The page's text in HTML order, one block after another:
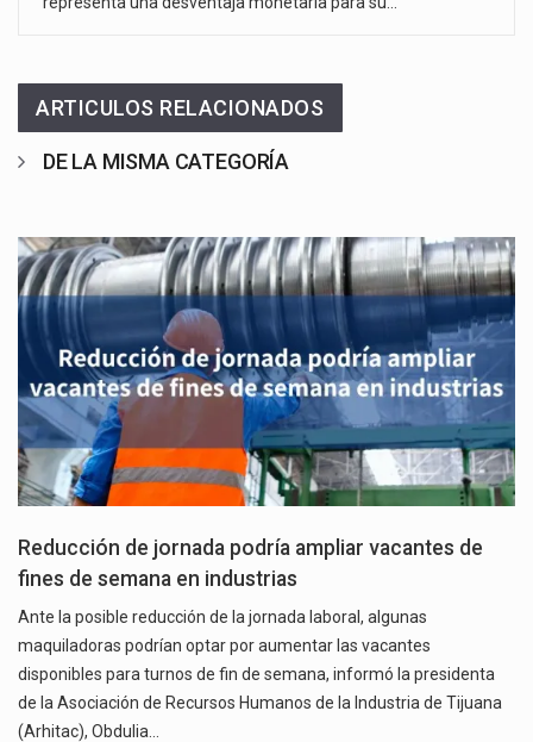
ARTICULOS RELACIONADOS
DE LA MISMA CATEGORÍA
Reducción de jornada podría ampliar vacantes de
fines de semana en industrias
Ante la posible reducción de la jornada laboral, algunas
maquiladoras podrían optar por aumentar las vacantes
disponibles para turnos de fin de semana, informó la presidenta
de la Asociación de Recursos Humanos de la Industria de Tijuana
(Arhitac), Obdulia…